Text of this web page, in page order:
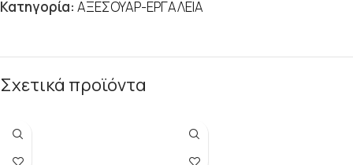
Κατηγορία: ΑΞΕΣΟΥΑΡ-ΕΡΓΑΛΕΙΑ
Σχετικά προϊόντα